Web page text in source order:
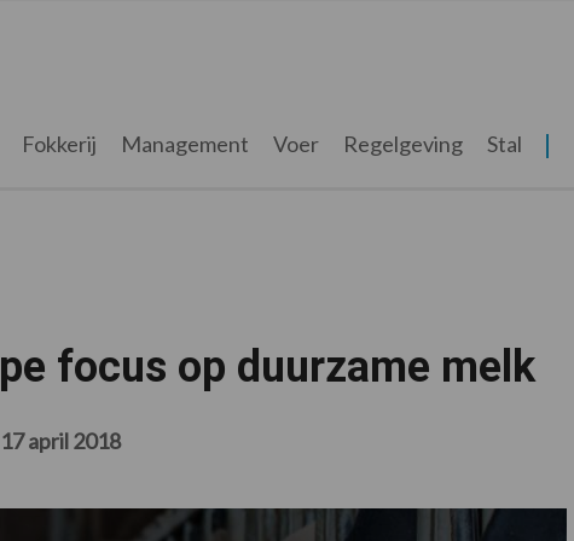
Fokkerij Management Voer Regelgeving Stal
focus op duurzame melk
17 april 2018